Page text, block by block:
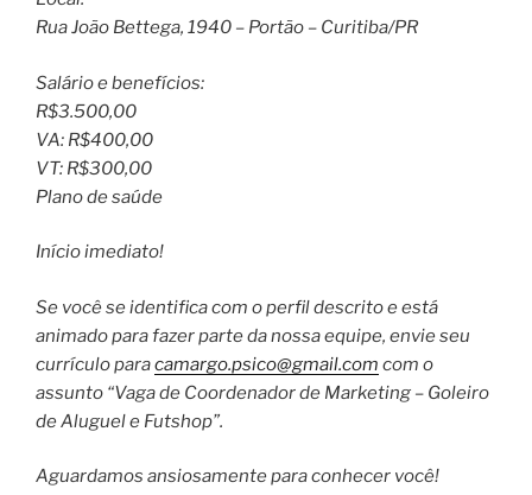
Rua João Bettega, 1940 – Portão – Curitiba/PR
Salário e benefícios:
R$3.500,00
VA: R$400,00
VT: R$300,00
Plano de saúde
Início imediato!
Se você se identifica com o perfil descrito e está
animado para fazer parte da nossa equipe, envie seu
currículo paracamargo.psico@gmail.com com o
assunto “Vaga de Coordenador de Marketing – Goleiro
de Aluguel e Futshop”.
Aguardamos ansiosamente para conhecer você!